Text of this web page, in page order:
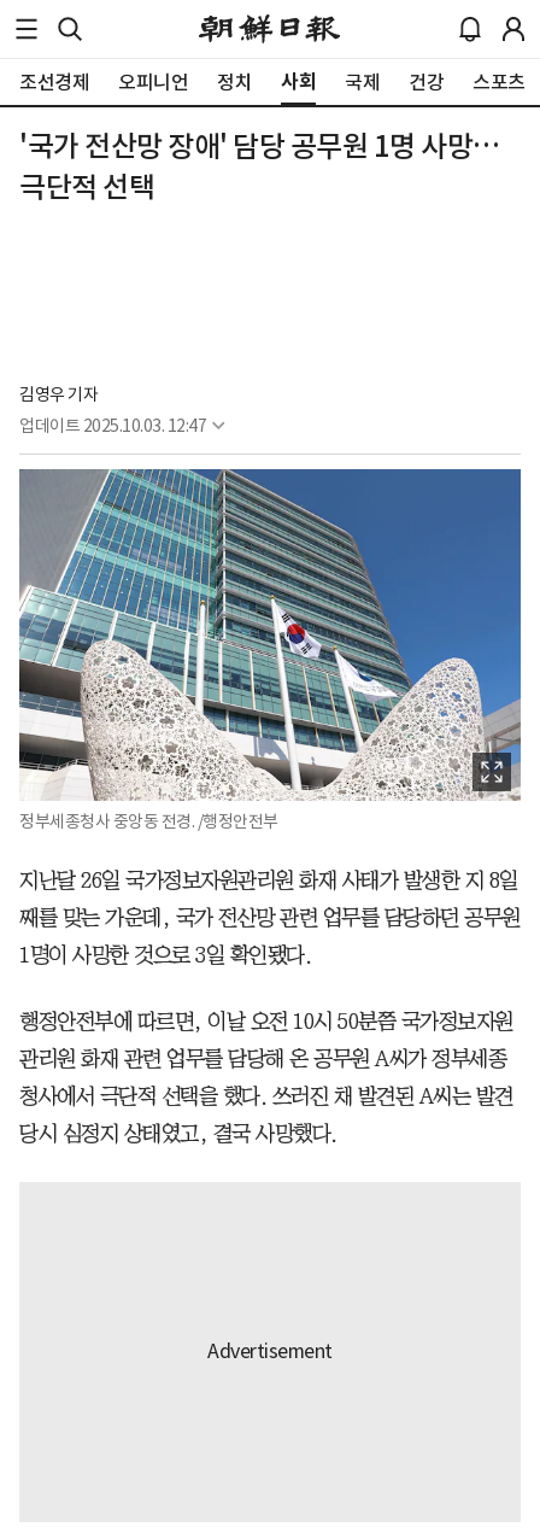
조선경제 오피니언 정치 사회 국제 건강 스포츠
'국가 전산망 장애' 담당 공무원 1명 사망…
극단적 선택
김영우 기자
업데이트 2025.10.03. 12:47
정부세종청사 중앙동 전경. /행정안전부
지난달 26일 국가정보자원관리원 화재 사태가 발생한 지 8일
째를 맞는 가운데, 국가 전산망 관련 업무를 담당하던 공무원
1명이 사망한 것으로 3일 확인됐다.
행정안전부에 따르면, 이날 오전 10시 50분쯤 국가정보자원
관리원 화재 관련 업무를 담당해 온 공무원 A씨가 정부세종
청사에서 극단적 선택을 했다. 쓰러진 채 발견된 A씨는 발견
당시 심정지 상태였고, 결국 사망했다.